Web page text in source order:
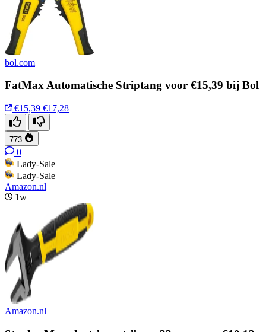
bol.com
FatMax Automatische Striptang voor €15,39 bij Bol
€15,39 €17,28
773
0
Lady-Sale
Lady-Sale
Amazon.nl
1w
Amazon.nl